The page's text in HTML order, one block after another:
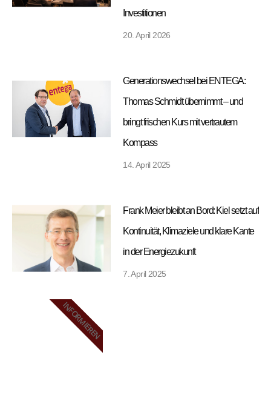
Investitionen
20. April 2026
Generationswechsel bei ENTEGA:
Thomas Schmidt übernimmt – und
bringt frischen Kurs mit vertrautem
Kompass
14. April 2025
Frank Meier bleibt an Bord: Kiel setzt auf
Kontinuität, Klimaziele und klare Kante
in der Energiezukunft
7. April 2025
INFORMIEREN